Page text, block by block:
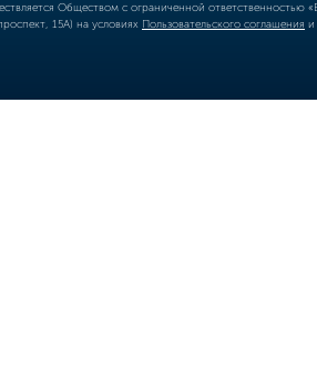
Обществом с ограниченной
15А) на условиях Пользовательского соглашения и